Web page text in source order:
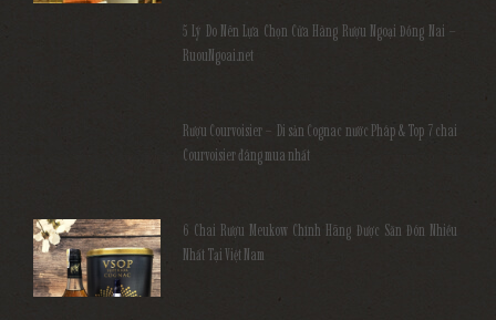
5 Lý Do Nên Lựa Chọn Cửa Hàng Rượu Ngoại Đồng Nai –
RuouNgoai.net
Rượu Courvoisier – Di sản Cognac nước Pháp & Top 7 chai
Courvoisier đáng mua nhất
6 Chai Rượu Meukow Chính Hãng Được Săn Đón Nhiều
Nhất Tại Việt Nam